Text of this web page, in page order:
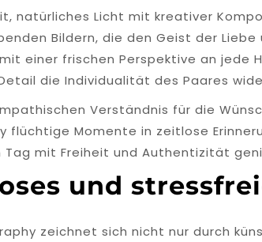
natürliches Licht mit kreativer
Bildern, die den Geist der Liebe
einer frischen Perspektive an jede
die Individualität des Paares
Verständnis für die
flüchtige Momente in zeitlose
Tag mit Freiheit und Authentizität
und
zeichnet sich nicht nur durch